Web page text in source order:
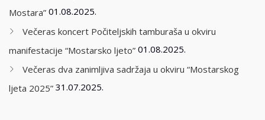
Mostara” 01.08.2025.
Večeras koncert Počiteljskih tamburaša u okviru
manifestacije “Mostarsko ljeto” 01.08.2025.
Večeras dva zanimljiva sadržaja u okviru “Mostarskog
ljeta 2025” 31.07.2025.